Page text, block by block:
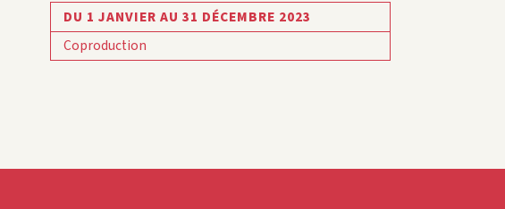
DU 1 JANVIER AU 31 DÉCEMBRE 2023
Coproduction